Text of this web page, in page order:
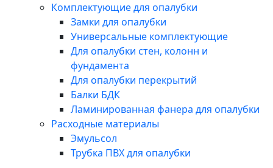
Комплектующие для опалубки
Замки для опалубки
Универсальные комплектующие
Для опалубки стен, колонн и
фундамента
Для опалубки перекрытий
Балки БДК
Ламинированная фанера для опалубки
Расходные материалы
Эмульсол
Трубка ПВХ для опалубки